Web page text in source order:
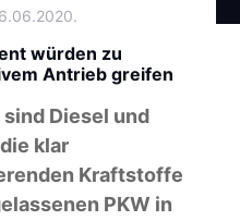
würden zu
Antrieb greifen
Diesel und
klar
Kraftstoffe
PKW in